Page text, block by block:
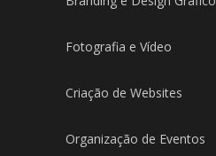
Fotografia e Vídeo
Criação de Websites
Organização de Eventos